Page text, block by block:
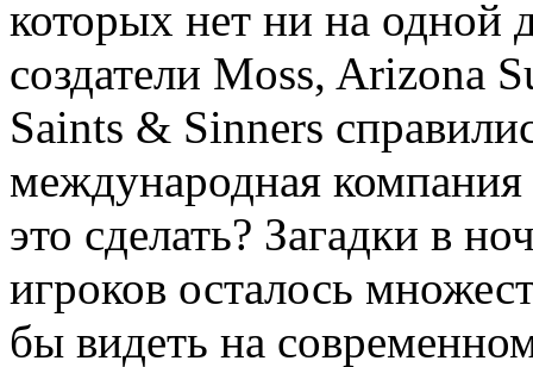
которых нет ни на одной
создатели Moss, Arizona
Saints & Sinners
международная
это сделать? Загадки в
игроков осталось
бы видеть на